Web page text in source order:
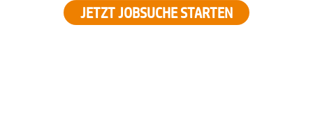
JETZT JOBSUCHE STARTEN